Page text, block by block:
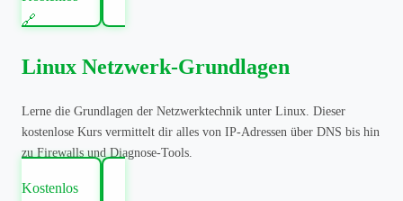
🔗
Linux Netzwerk-Grundlagen
Lerne die Grundlagen der Netzwerktechnik unter Linux. Dieser
kostenlose Kurs vermittelt dir alles von IP-Adressen über DNS bis hin
zu Firewalls und Diagnose-Tools.
Kostenlos